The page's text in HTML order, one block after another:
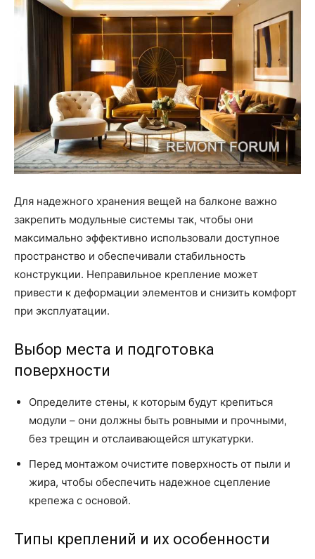
Для надежного хранения вещей на балконе важно
закрепить модульные системы так, чтобы они
максимально эффективно использовали доступное
пространство и обеспечивали стабильность
конструкции. Неправильное крепление может
привести к деформации элементов и снизить комфорт
при эксплуатации.
Выбор места и подготовка
поверхности
Определите стены, к которым будут крепиться
модули – они должны быть ровными и прочными,
без трещин и отслаивающейся штукатурки.
Перед монтажом очистите поверхность от пыли и
жира, чтобы обеспечить надежное сцепление
крепежа с основой.
Типы креплений и их особенности